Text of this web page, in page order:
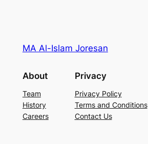
MA Al-Islam Joresan
About
Team
History
Careers
Privacy
Privacy Policy
Terms and Conditions
Contact Us